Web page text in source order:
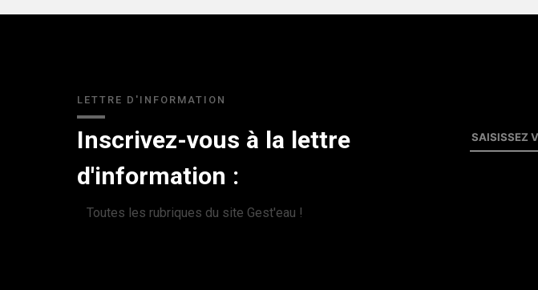
LETTRE D'INFORMATION
Inscrivez-vous à la lettre
d'information :
Toutes les rubriques du site Gest'eau !